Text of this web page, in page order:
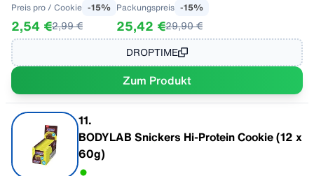
Preis pro / Cookie -15%
2,54 €2,99 €
Packungspreis -15%
25,42 €29,90 €
DROPTIME
Zum Produkt
11.
BODYLAB Snickers Hi-Protein Cookie (12 x
60g)